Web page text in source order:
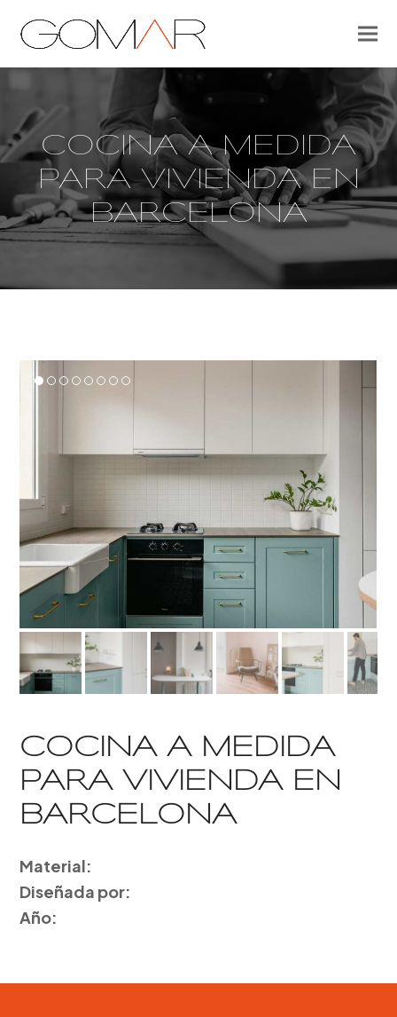
COCINA A MEDIDA
PARA VIVIENDA EN
BARCELONA
COCINA A MEDIDA
PARA VIVIENDA EN
BARCELONA
Material:
Diseñada por:
Año: